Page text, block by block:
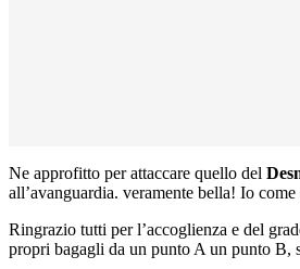
Ne approfitto per attaccare quello del
all’avanguardia. veramente bella! Io
Ringrazio tutti per l’accoglienza e del
propri bagagli da un punto A un punto B,